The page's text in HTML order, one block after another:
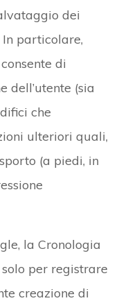
dei
particolare,
di
dell’utente (sia
che
ulteriori quali,
(a piedi, in
la Cronologia
per registrare
creazione di